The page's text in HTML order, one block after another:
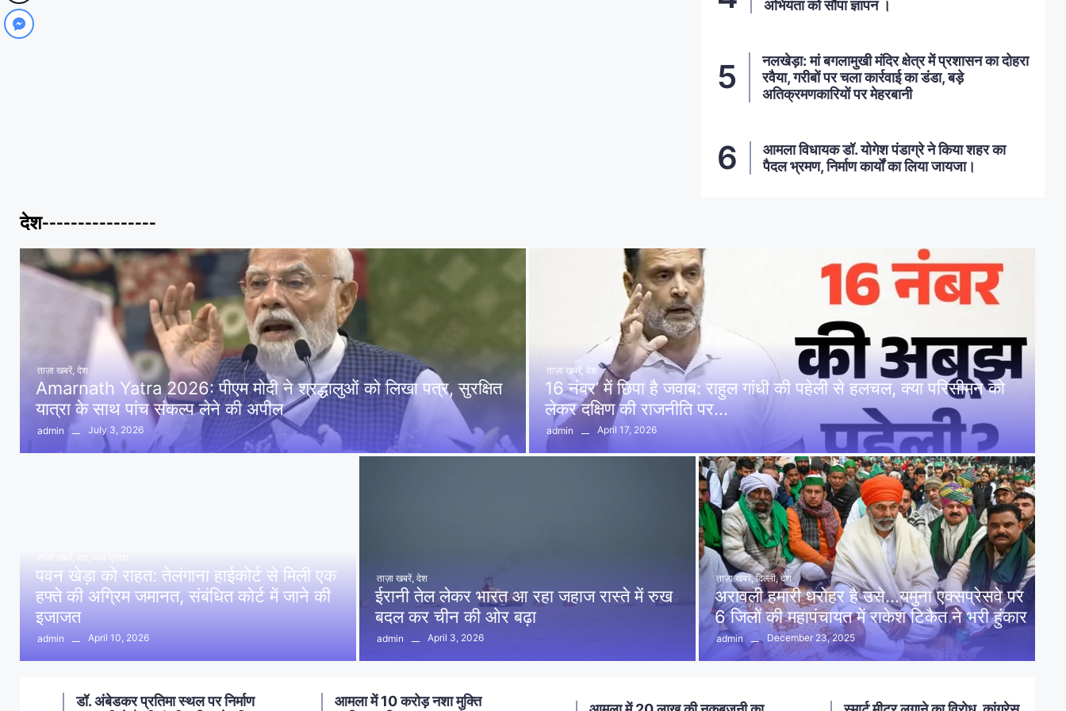
अभियंता को सौंपा ज्ञापन ।
नलखेड़ा: मां बगलामुखी मंदिर क्षेत्र में प्रशासन का दोहरा
रवैया, गरीबों पर चला कार्रवाई का डंडा, बड़े
अतिक्रमणकारियों पर मेहरबानी
आमला विधायक डॉ. योगेश पंडाग्रे ने किया शहर का
पैदल भ्रमण, निर्माण कार्यों का लिया जायजा।
देश----------------
ताज़ा खबरें देश
Amarnath Yatra 2026: पीएम मोदी ने श्रद्धालुओं को लिखा पत्र, सुरक्षित
यात्रा के साथ पांच संकल्प लेने की अपील
admin July 3, 2026
ताज़ा खबरें देश
16 नंबर’ में छिपा है जवाब: राहुल गांधी की पहेली से हलचल, क्या परिसीमन को
लेकर दक्षिण की राजनीति पर…
admin April 17, 2026
पवन खेड़ा को राहत: तेलंगाना हाईकोर्ट से मिली एक
हफ्ते की अग्रिम जमानत, संबंधित कोर्ट में जाने की
इजाजत
admin April 10, 2026
ताज़ा खबरें, देश
ईरानी तेल लेकर भारत आ रहा जहाज रास्ते में रुख
बदल कर चीन की ओर बढ़ा
admin April 3, 2026
ताज़ा खबरें, दिल्ली, देश
अरावली हमारी धरोहर है उसे…यमुना एक्सप्रेसवे पर
6 जिलों की महापंचायत में राकेश टिकैत ने भरी हुंकार
admin December 23, 2025
आमला में 10 करोड़ नशा मुक्ति
नलखेड़ा: मां बगलामुखी मंदिर क्षेत्र में